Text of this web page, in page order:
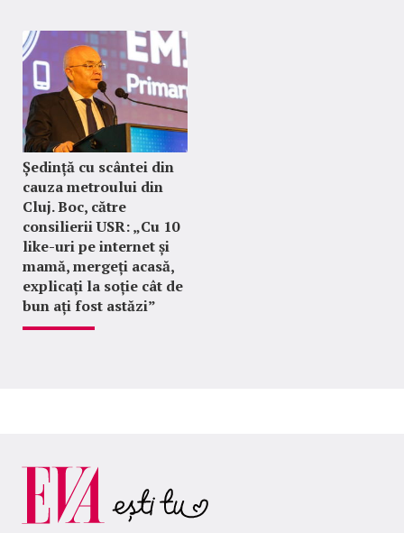
Ședință cu scântei din
cauza metroului din
Cluj. Boc, către
consilierii USR: „Cu 10
like-uri pe internet și
mamă, mergeți acasă,
explicați la soție cât de
bun ați fost astăzi”